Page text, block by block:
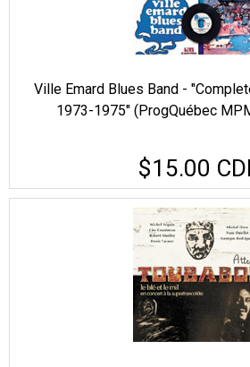
Ville Emard Blues Band -
1973-1975" (ProgQuébec
$15.00